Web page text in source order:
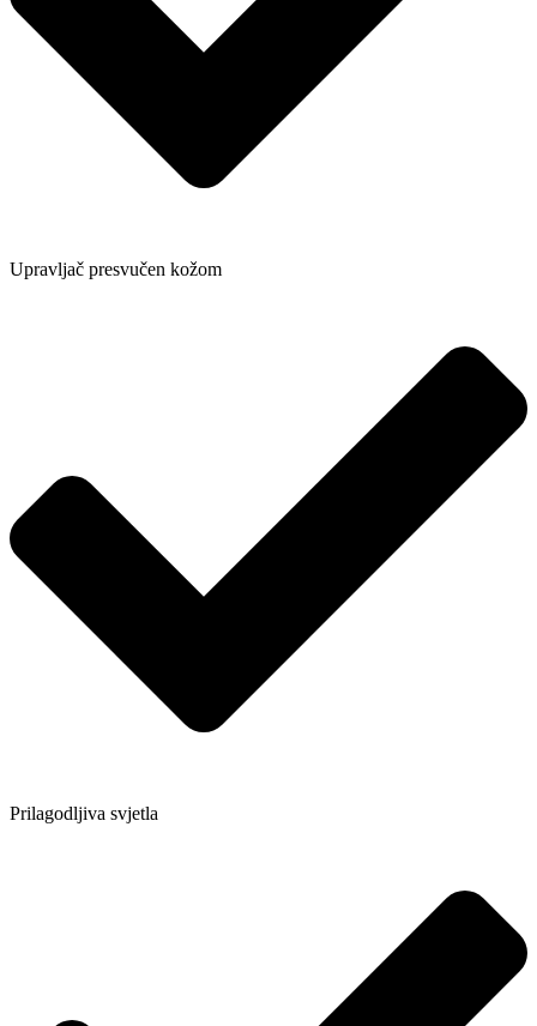
Upravljač presvučen kožom
Prilagodljiva svjetla